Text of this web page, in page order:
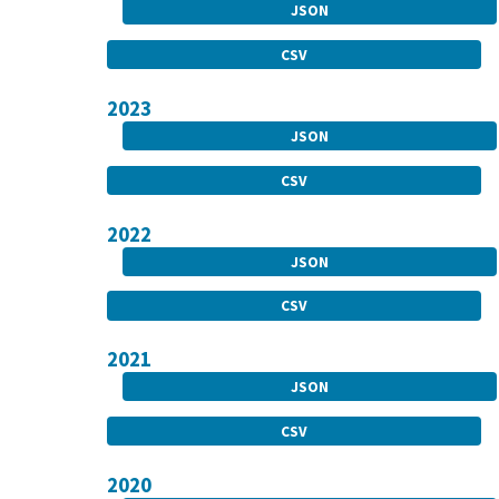
JSON
CSV
2023
JSON
CSV
2022
JSON
CSV
2021
JSON
CSV
2020